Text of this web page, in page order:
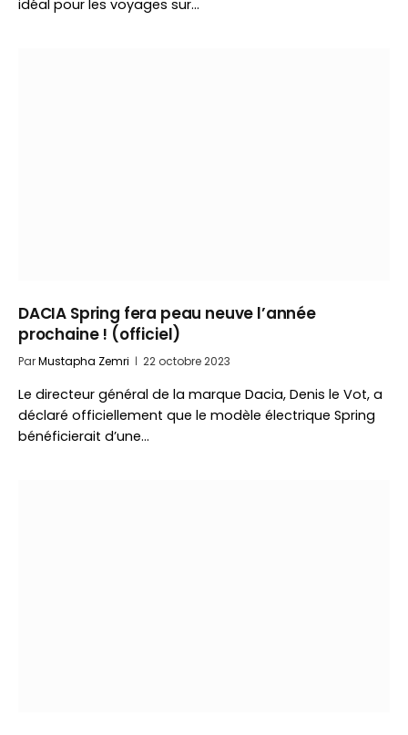
idéal pour les voyages sur…
DACIA Spring fera peau neuve l’année
prochaine ! (officiel)
ParMustapha Zemri 22 octobre 2023
Le directeur général de la marque Dacia, Denis le Vot, a
déclaré officiellement que le modèle électrique Spring
bénéficierait d’une…